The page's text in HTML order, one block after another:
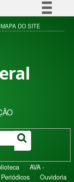
à informação
MAPA DO SITE
AVA -
Periódicos Ouvidoria